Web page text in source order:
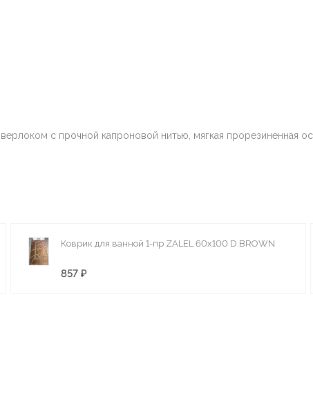
с прочной капроновой нитью, мягкая прорезиненная
Коврик для ванной 1-пр ZALEL 60x100 D.BROWN
857 ₽